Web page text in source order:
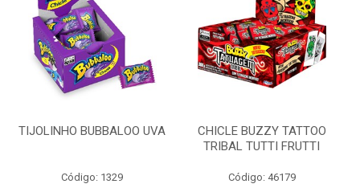
TIJOLINHO BUBBALOO UVA
Código: 1329
CHICLE BUZZY TATTOO
TRIBAL TUTTI FRUTTI
Código: 46179